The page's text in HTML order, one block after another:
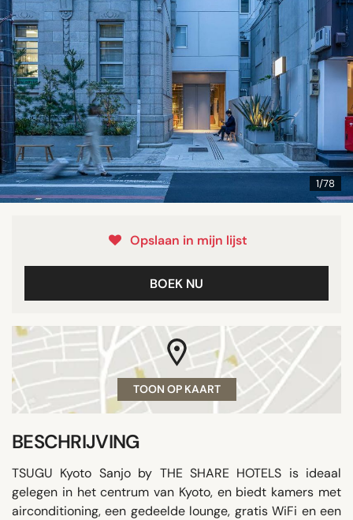
1/78
Opslaan in mijn lijst
BOEK NU
TOON OP KAART
BESCHRIJVING
TSUGU Kyoto Sanjo by THE SHARE HOTELS is ideaal
gelegen in het centrum van Kyoto, en biedt kamers met
airconditioning, een gedeelde lounge, gratis WiFi en een